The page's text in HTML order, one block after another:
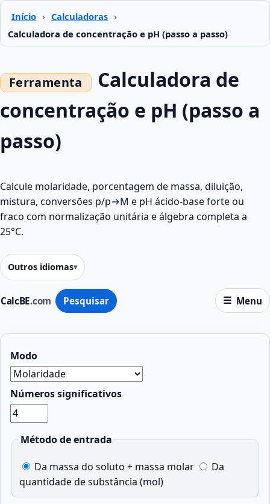
Início › Calculadoras ›
Calculadora de concentração e pH (passo a passo)
CalcBE.com Pesquisar Menu
Calculadora de
concentração e pH (passo a
passo)
Calcule molaridade, porcentagem de massa, diluição,
mistura, conversões p/p→M e pH ácido-base forte ou
fraco com normalização unitária e álgebra completa a
25°C.
Outros idiomas
Modo
Números significativos
Método de entrada
Da massa do soluto + massa molar
Da
quantidade de substância (mol)